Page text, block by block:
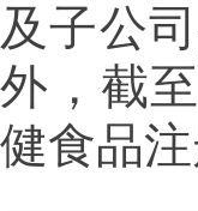
及子公
外，截
健食品